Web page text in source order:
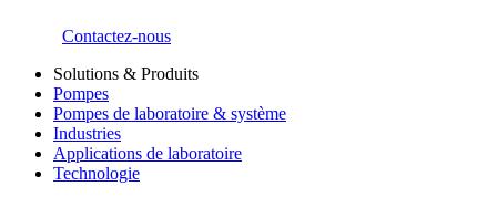
Contactez-nous
Solutions & Produits
Pompes
Pompes de laboratoire & système
Industries
Applications de laboratoire
Technologie